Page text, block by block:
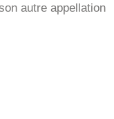
autre appellation